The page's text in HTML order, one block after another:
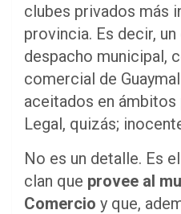
clubes privados más
provincia. Es decir,
despacho municipal,
comercial de
aceitados en
Legal, quizás;
No es un detalle. Es
clan que provee al
Comercio y que,